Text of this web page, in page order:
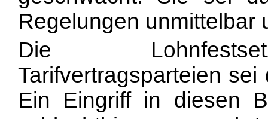
Regelungen unmittelbar
Die
Tarifvertragsparteien
Ein Eingriff in diesen